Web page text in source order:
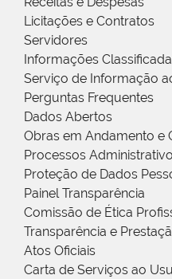
Licitações e Contratos
Servidores
Informações
Serviço de Informação
Perguntas Frequentes
Dados Abertos
Obras em Andamento e
Processos
Proteção de Dados
Painel Transparência
Comissão de Ética
Transparência e
Atos Oficiais
Carta de Serviços ao